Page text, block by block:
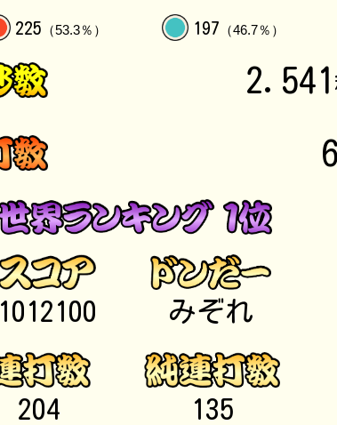
225 （53.3％） 197 （46.7％）
2.541
1012100 みぞれ
204 135